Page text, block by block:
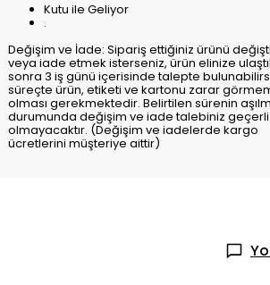
Kutu ile Geliyor
.
Değişim ve İade: Sipariş ettiğiniz ürünü
veya iade etmek isterseniz, ürün elinize
sonra 3 iş günü içerisinde talepte
süreçte ürün, etiketi ve kartonu zarar
olması gerekmektedir. Belirtilen sürenin
durumunda değişim ve iade talebiniz geçerli
olmayacaktır. (Değişim ve iadelerde kargo
ücretlerini müşteriye aittir)